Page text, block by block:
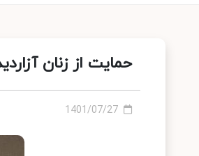
حمایت از زنان
1401/07/27